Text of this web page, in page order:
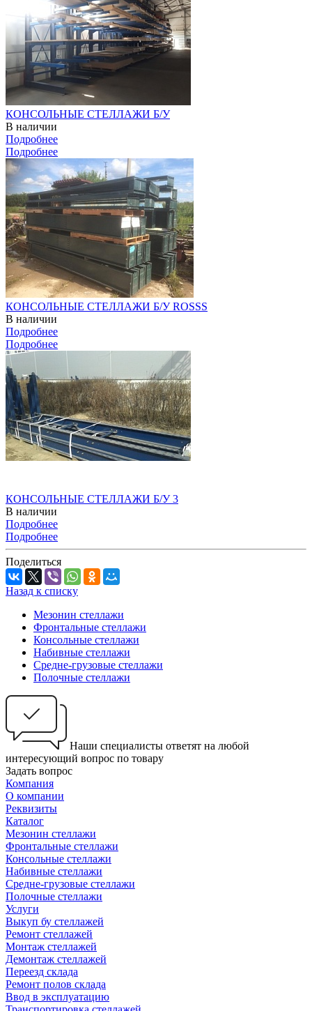
КОНСОЛЬНЫЕ СТЕЛЛАЖИ Б/У
В наличии
Подробнее
Подробнее
КОНСОЛЬНЫЕ СТЕЛЛАЖИ Б/У ROSSS
В наличии
Подробнее
Подробнее
КОНСОЛЬНЫЕ СТЕЛЛАЖИ Б/У 3
В наличии
Подробнее
Подробнее
Поделиться
Назад к списку
Мезонин стеллажи
Фронтальные стеллажи
Консольные стеллажи
Набивные стеллажи
Средне-грузовые стеллажи
Полочные стеллажи
Наши специалисты ответят на любой
интересующий вопрос по товару
Задать вопрос
Компания
О компании
Реквизиты
Каталог
Мезонин стеллажи
Фронтальные стеллажи
Консольные стеллажи
Набивные стеллажи
Средне-грузовые стеллажи
Полочные стеллажи
Услуги
Выкуп бу стеллажей
Ремонт стеллажей
Монтаж стеллажей
Демонтаж стеллажей
Переезд склада
Ремонт полов склада
Ввод в эксплуатацию